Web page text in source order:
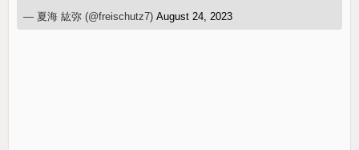
— 夏海 紘弥 (@freischutz7)August 24, 2023